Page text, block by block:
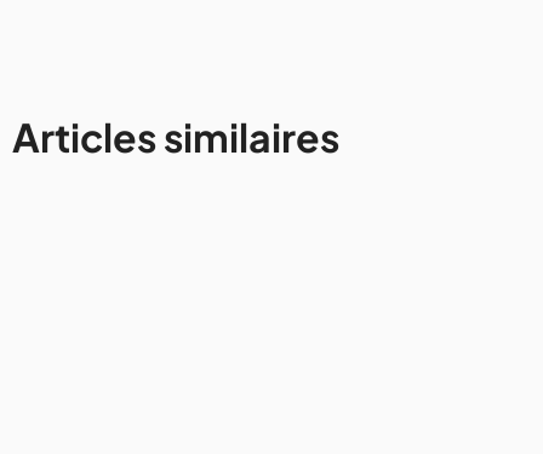
Articles similaires